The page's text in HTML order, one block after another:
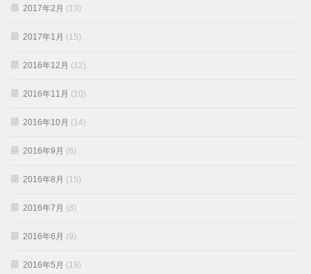
2017年2月 (13)
2017年1月 (15)
2016年12月 (12)
2016年11月 (10)
2016年10月 (14)
2016年9月 (6)
2016年8月 (15)
2016年7月 (8)
2016年6月 (9)
2016年5月 (19)